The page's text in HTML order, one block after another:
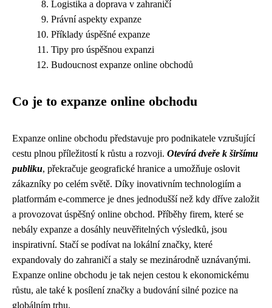
Logistika a doprava v zahraničí
Právní aspekty expanze
Příklady úspěšné expanze
Tipy pro úspěšnou expanzi
Budoucnost expanze online obchodů
Co je to expanze online obchodu
Expanze online obchodu představuje pro podnikatele vzrušující
cestu plnou příležitostí k růstu a rozvoji. Otevírá dveře k širšímu
publiku, překračuje geografické hranice a umožňuje oslovit
zákazníky po celém světě. Díky inovativním technologiím a
platformám e-commerce je dnes jednodušší než kdy dříve založit
a provozovat úspěšný online obchod. Příběhy firem, které se
nebály expanze a dosáhly neuvěřitelných výsledků, jsou
inspirativní. Stačí se podívat na lokální značky, které
expandovaly do zahraničí a staly se mezinárodně uznávanými.
Expanze online obchodu je tak nejen cestou k ekonomickému
růstu, ale také k posílení značky a budování silné pozice na
globálním trhu.